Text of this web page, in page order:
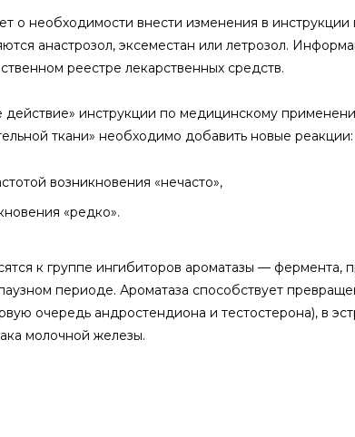
о необходимости внести изменения в инструкции
анастрозол, эксеместан или летрозол.
реестре лекарственных средств.
инструкции по медицинскому
ткани» необходимо добавить новые реакции:
возникновения «нечасто»,
«редко».
к группе ингибиторов ароматазы — фермента,
периоде. Ароматаза способствует
очередь андростендиона и тестостерона), в
молочной железы.